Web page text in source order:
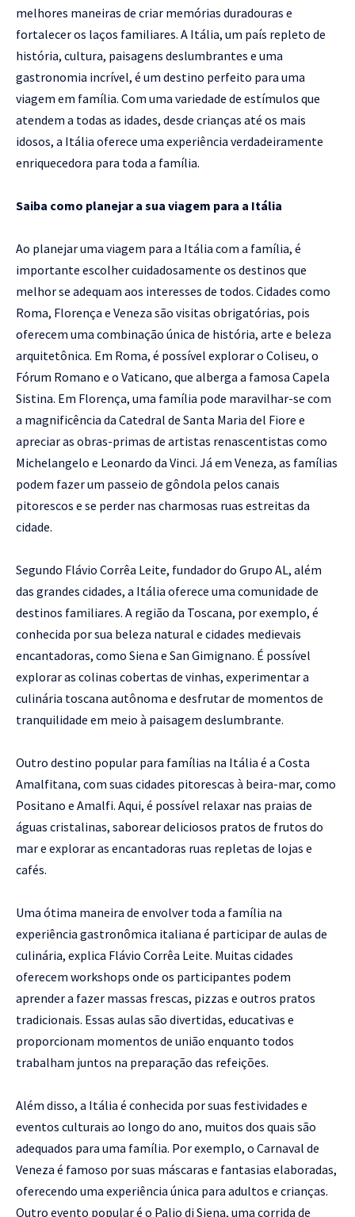
melhores maneiras de criar memórias duradouras e
fortalecer os laços familiares. A Itália, um país repleto de
história, cultura, paisagens deslumbrantes e uma
gastronomia incrível, é um destino perfeito para uma
viagem em família. Com uma variedade de estímulos que
atendem a todas as idades, desde crianças até os mais
idosos, a Itália oferece uma experiência verdadeiramente
enriquecedora para toda a família.
Saiba como planejar a sua viagem para a Itália
Ao planejar uma viagem para a Itália com a família, é
importante escolher cuidadosamente os destinos que
melhor se adequam aos interesses de todos. Cidades como
Roma, Florença e Veneza são visitas obrigatórias, pois
oferecem uma combinação única de história, arte e beleza
arquitetônica. Em Roma, é possível explorar o Coliseu, o
Fórum Romano e o Vaticano, que alberga a famosa Capela
Sistina. Em Florença, uma família pode maravilhar-se com
a magnificência da Catedral de Santa Maria del Fiore e
apreciar as obras-primas de artistas renascentistas como
Michelangelo e Leonardo da Vinci. Já em Veneza, as famílias
podem fazer um passeio de gôndola pelos canais
pitorescos e se perder nas charmosas ruas estreitas da
cidade.
Segundo Flávio Corrêa Leite, fundador do Grupo AL, além
das grandes cidades, a Itália oferece uma comunidade de
destinos familiares. A região da Toscana, por exemplo, é
conhecida por sua beleza natural e cidades medievais
encantadoras, como Siena e San Gimignano. É possível
explorar as colinas cobertas de vinhas, experimentar a
culinária toscana autônoma e desfrutar de momentos de
tranquilidade em meio à paisagem deslumbrante.
Outro destino popular para famílias na Itália é a Costa
Amalfitana, com suas cidades pitorescas à beira-mar, como
Positano e Amalfi. Aqui, é possível relaxar nas praias de
águas cristalinas, saborear deliciosos pratos de frutos do
mar e explorar as encantadoras ruas repletas de lojas e
cafés.
Uma ótima maneira de envolver toda a família na
experiência gastronômica italiana é participar de aulas de
culinária, explica Flávio Corrêa Leite. Muitas cidades
oferecem workshops onde os participantes podem
aprender a fazer massas frescas, pizzas e outros pratos
tradicionais. Essas aulas são divertidas, educativas e
proporcionam momentos de união enquanto todos
trabalham juntos na preparação das refeições.
Além disso, a Itália é conhecida por suas festividades e
eventos culturais ao longo do ano, muitos dos quais são
adequados para uma família. Por exemplo, o Carnaval de
Veneza é famoso por suas máscaras e fantasias elaboradas,
oferecendo uma experiência única para adultos e crianças.
Outro evento popular é o Palio di Siena, uma corrida de